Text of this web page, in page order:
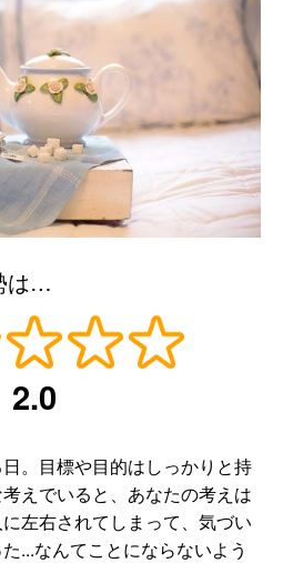
は…
2.0
。目標や目的はしっかりと持
えでいると、あなたの考えは
左右されてしまって、気づい
...なんてことにならないよう